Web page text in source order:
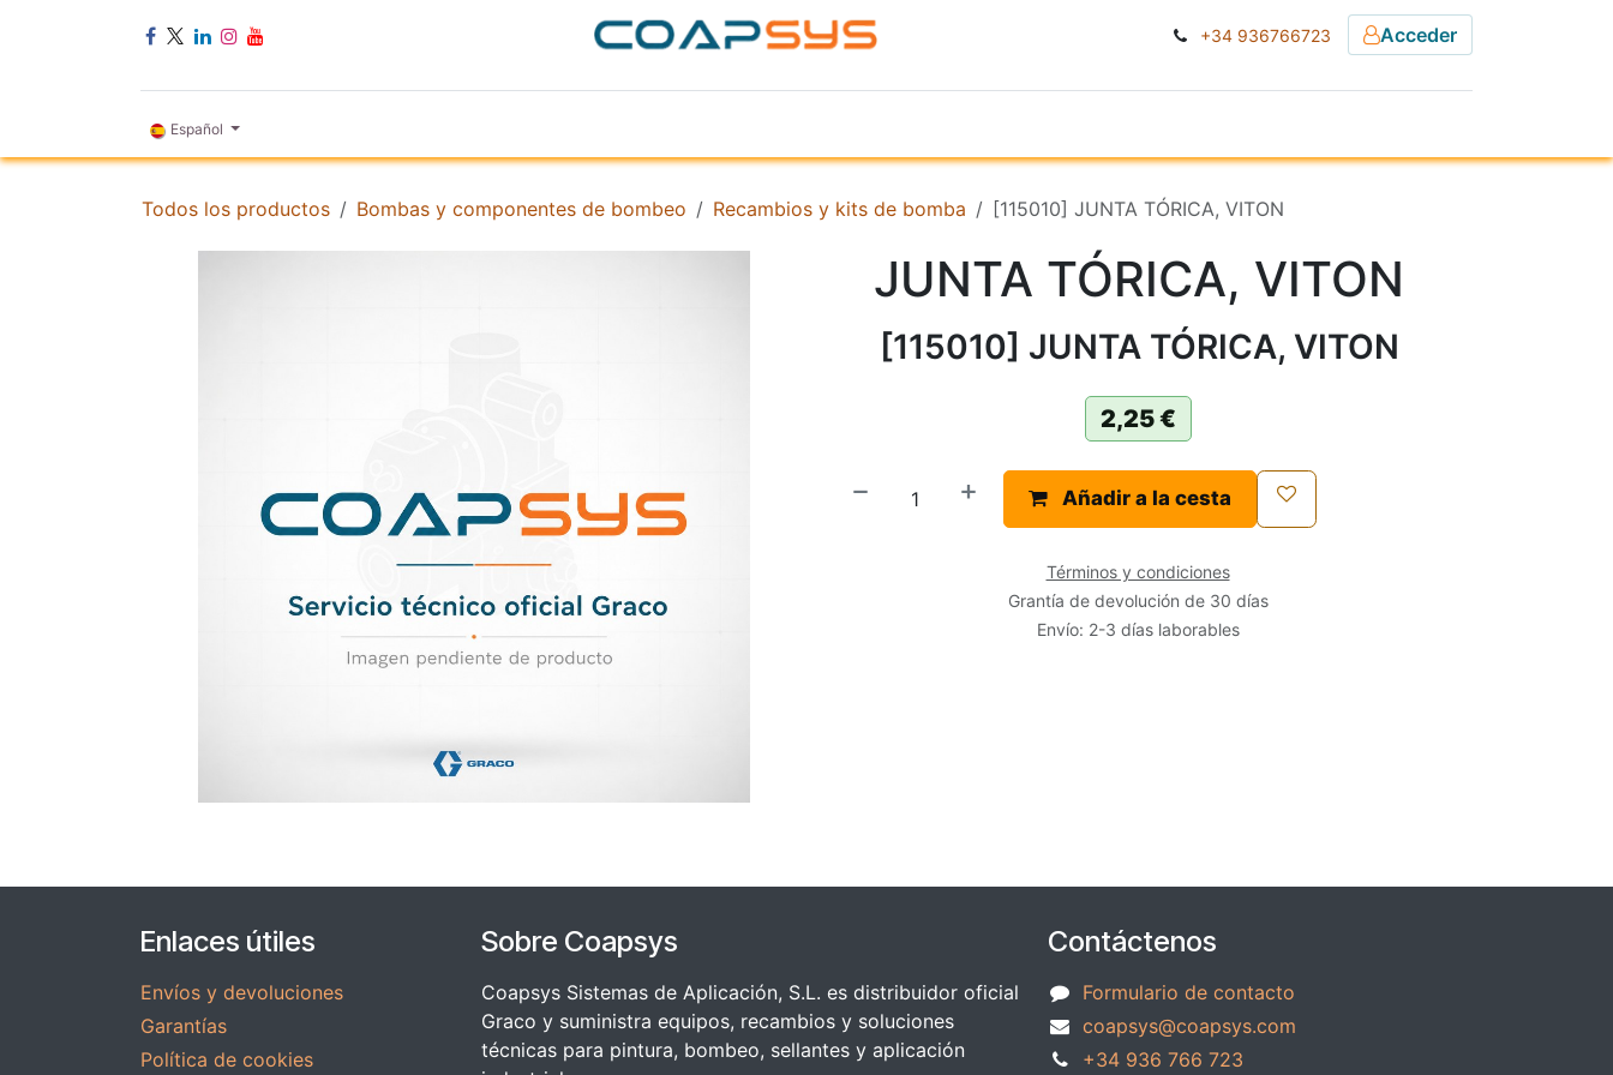
+34 936766723 Acceder
Español
Todos los productos Bombas y componentes de bombeo Recambios y kits de bomba [115010] JUNTA TÓRICA, VITON
JUNTA TÓRICA, VITON
[115010] JUNTA TÓRICA, VITON
2,25€
Añadir a la cesta
Términos y condiciones
Grantía de devolución de 30 días
Envío: 2-3 días laborables
Enlaces útiles
Envíos y devoluciones
Garantías
Política de cookies
Sobre Coapsys
Coapsys Sistemas de Aplicación, S.L. es distribuidor oficial
Graco y suministra equipos, recambios y soluciones
técnicas para pintura, bombeo, sellantes y aplicación
Contáctenos
Formulario de contacto
coapsys@coapsys.com
+34 936 766 723